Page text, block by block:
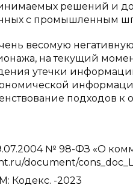
решений и
с промышленным
весомую
на текущий
утечки
подходов
№ 98-ФЗ «О
document/
Кодекс. -2023